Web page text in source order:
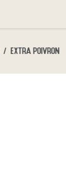
Extra poivron